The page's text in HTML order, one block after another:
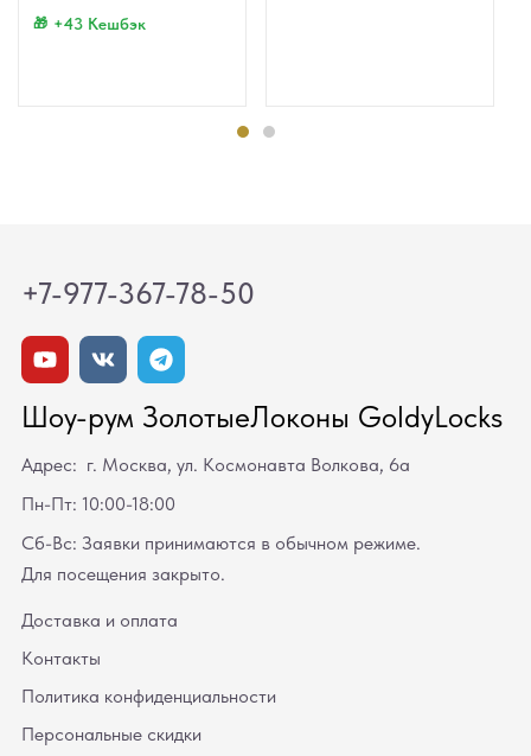
+43 Кешбэк
+7-977-367-78-50
Шоу-рум ЗолотыеЛоконы GoldyLocks
Адрес: г. Москва, ул. Космонавта Волкова, 6а
Пн-Пт: 10:00-18:00
Сб-Вс: Заявки принимаются в обычном режиме.
Для посещения закрыто.
Доставка и оплата
Контакты
Политика конфиденциальности
Персональные скидки